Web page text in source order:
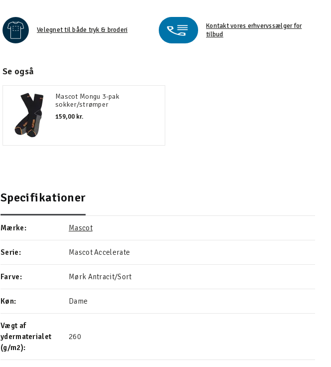
Velegnet til både tryk & broderi
Kontakt vores erhvervssælger for
tilbud
Se også
Mascot Mongu 3-pak
sokker/strømper
159,00 kr.
Specifikationer
Mærke: Mascot
Serie: Mascot Accelerate
Farve: Mørk Antracit/Sort
Køn: Dame
Vægt af
ydermaterialet
(g/m2):
260